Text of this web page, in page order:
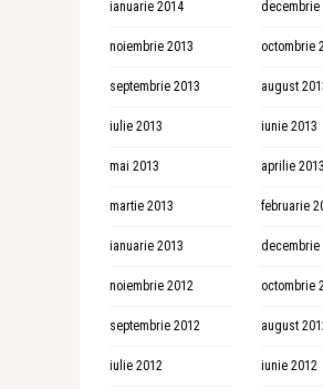
ianuarie 2014 decembrie
noiembrie 2013 octombrie
septembrie 2013 august
iulie 2013 iunie 2013
mai 2013 aprilie 2013
martie 2013 februarie
ianuarie 2013 decembrie
noiembrie 2012 octombrie
septembrie 2012 august
iulie 2012 iunie 2012